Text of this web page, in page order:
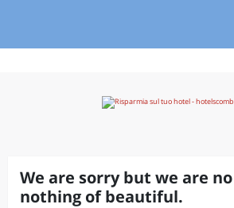
We are sorry but we are
nothing of beautiful.